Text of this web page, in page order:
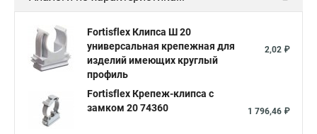
Fortisflex Клипса Ш 20
универсальная крепежная для
изделий имеющих круглый
профиль
2,02 ₽
Fortisflex Крепеж-клипса с
замком 20 74360
1 796,46 ₽